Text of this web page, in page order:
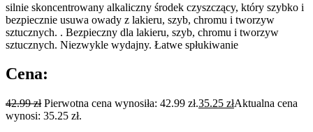
silnie skoncentrowany alkaliczny środek czyszczący, który szybko i
bezpiecznie usuwa owady z lakieru, szyb, chromu i tworzyw
sztucznych. . Bezpieczny dla lakieru, szyb, chromu i tworzyw
sztucznych. Niezwykle wydajny. Łatwe spłukiwanie
Cena:
42.99zł Pierwotna cena wynosiła: 42.99 zł.35.25 złAktualna cena
wynosi: 35.25 zł.